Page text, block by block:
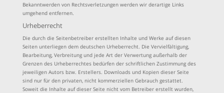
Bekanntwerden von Rechtsverletzungen werden wir derartige Links
umgehend entfernen.
Urheberrecht
Die durch die Seitenbetreiber erstellten Inhalte und Werke auf diesen
Seiten unterliegen dem deutschen Urheberrecht. Die Vervielfältigung,
Bearbeitung, Verbreitung und jede Art der Verwertung außerhalb der
Grenzen des Urheberrechtes bedürfen der schriftlichen Zustimmung des
jeweiligen Autors bzw. Erstellers. Downloads und Kopien dieser Seite
sind nur für den privaten, nicht kommerziellen Gebrauch gestattet.
Soweit die Inhalte auf dieser Seite nicht vom Betreiber erstellt wurden,